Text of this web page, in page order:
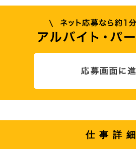
仕事詳細